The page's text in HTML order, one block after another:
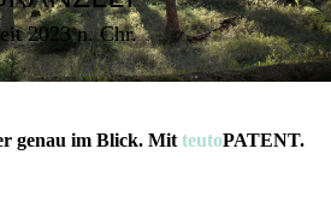
2023 n. Chr.
genau im Blick. Mit teutoPATENT.